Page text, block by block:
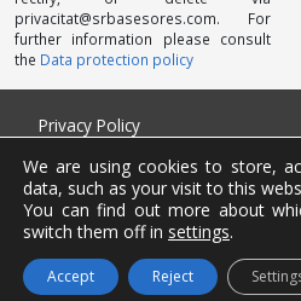
privacitat@srbasesores.com. For
further information please consult
the Data protection policy
Privacy Policy
Cookies
Complaints channel
Contact us
We are using cookies to store,
data, such as your visit to this
You can find out more about
switch them off in settings.
Accept Reject